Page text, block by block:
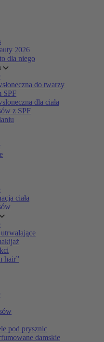
2026
dla niego
do twarzy
SPF
dla ciała
z SPF
ciała
hair”
pod prysznic
damskie